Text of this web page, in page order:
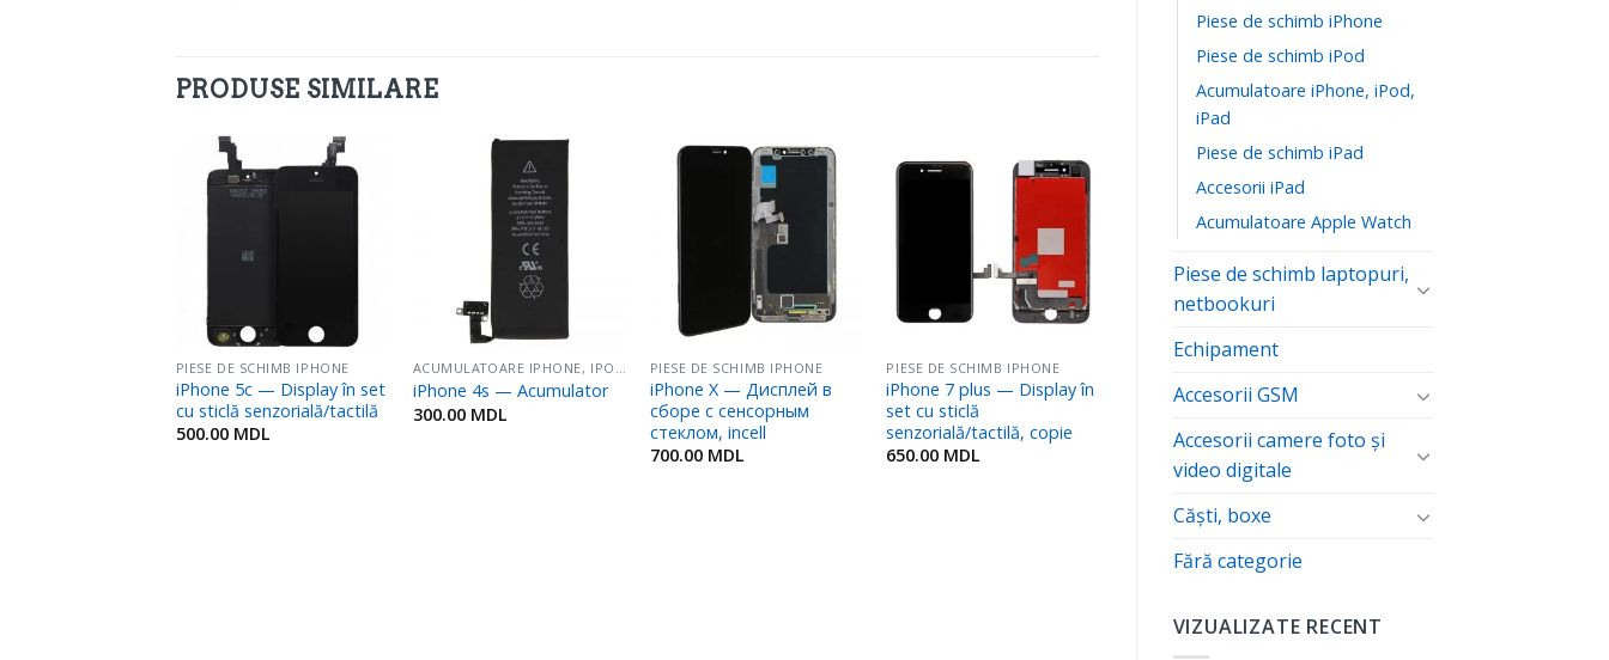
Piese de schimb iPhone
Piese de schimb iPod
Acumulatoare iPhone, iPod,
iPad
Piese de schimb iPad
Accesorii iPad
Acumulatoare Apple Watch
Piese de schimb laptopuri,
netbookuri
Echipament
Accesorii GSM
Accesorii camere foto şi
video digitale
Căști, boxe
Fără categorie
VIZUALIZATE RECENT
PRODUSE SIMILARE
PIESE DE SCHIMB IPHONE
iPhone 5c — Display în set
cu sticlă senzorială/tactilă
500.00 MDL
iPhone 4s — Acumulator
300.00 MDL
Adaugă
Favorite
PIESE DE SCHIMB IPHONE
iPhone X — Дисплей в
сборе с сенсорным
стеклом, incell
700.00 MDL
Favorite
PIESE DE SCHIMB IPHONE
iPhone 7 plus — Display în
set cu sticlă
senzorială/tactilă, copie
650.00 MDL